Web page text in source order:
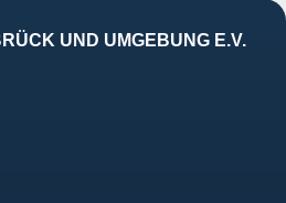
UND UMGEBUNG E.V.